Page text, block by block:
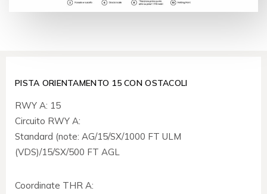
PISTA ORIENTAMENTO 15 CON OSTACOLI
RWY A: 15
Circuito RWY A:
Standard (note: AG/15/SX/1000 FT ULM
(VDS)/15/SX/500 FT AGL
Coordinate THR A: